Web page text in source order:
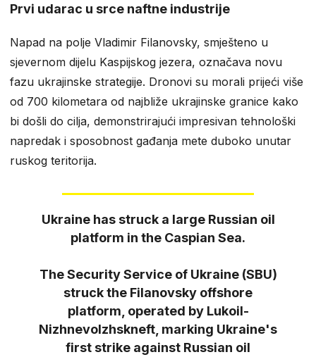
Prvi udarac u srce naftne industrije
Napad na polje Vladimir Filanovsky, smješteno u
sjevernom dijelu Kaspijskog jezera, označava novu
fazu ukrajinske strategije. Dronovi su morali prijeći više
od 700 kilometara od najbliže ukrajinske granice kako
bi došli do cilja, demonstrirajući impresivan tehnološki
napredak i sposobnost gađanja mete duboko unutar
ruskog teritorija.
Ukraine has struck a large Russian oil
platform in the Caspian Sea.
The Security Service of Ukraine (SBU)
struck the Filanovsky offshore
platform, operated by Lukoil-
Nizhnevolzhskneft, marking Ukraine's
first strike against Russian oil